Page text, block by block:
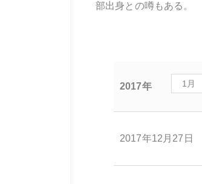
部出身との噂もある。
2017年 1月
2017年12月27日